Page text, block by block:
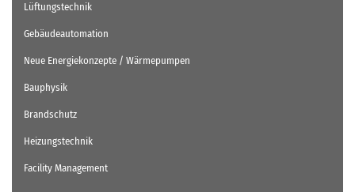
Lüftungstechnik
Gebäudeautomation
Neue Energiekonzepte / Wärmepumpen
Bauphysik
Brandschutz
Heizungstechnik
Facility Management